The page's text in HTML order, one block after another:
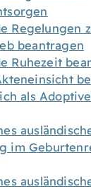
Regelungen
beantragen
Ruhezeit
als
im